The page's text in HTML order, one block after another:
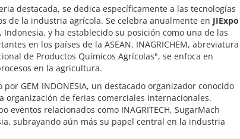
destacada, se dedica específicamente a las tecnologías
de la industria agrícola. Se celebra anualmente en JIExpo
Indonesia, y ha establecido su posición como una de las
en los países de la ASEAN. INAGRICHEM, abreviatura
de Productos Químicos Agrícolas", se enfoca en
en la agricultura.
por GEM INDONESIA, un destacado organizador conocido
organización de ferias comerciales internacionales.
eventos relacionados como INAGRITECH, SugarMach
subrayando aún más su papel central en la industria